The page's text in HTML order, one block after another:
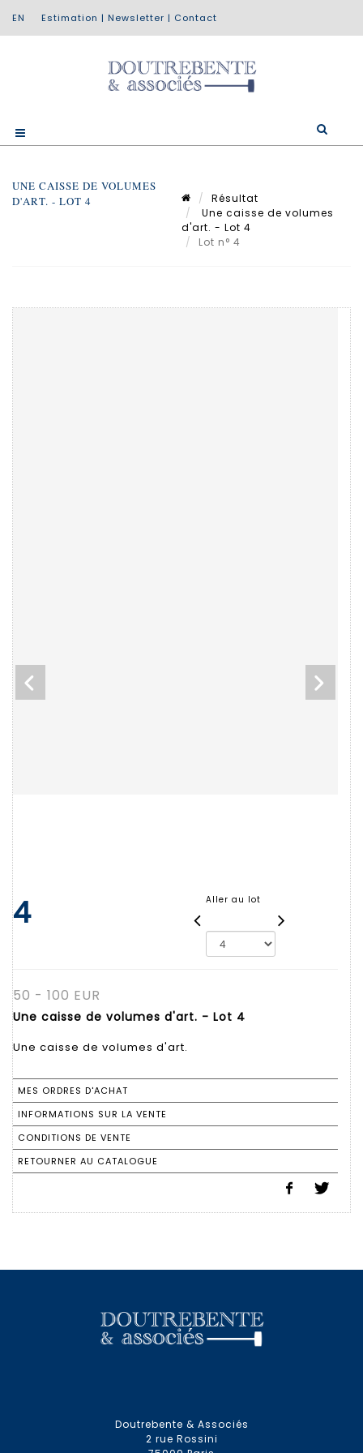
Estimation | Newsletter | Contact
UNE CAISSE DE VOLUMES
D'ART. - LOT 4
Résultat
Une caisse de volumes
d'art. - Lot 4
Lot n° 4
4 Aller au lot
50 - 100 EUR
Une caisse de volumes d'art. - Lot 4
Une caisse de volumes d'art.
MES ORDRES D'ACHAT
INFORMATIONS SUR LA VENTE
CONDITIONS DE VENTE
RETOURNER AU CATALOGUE
Doutrebente & Associés
2 rue Rossini